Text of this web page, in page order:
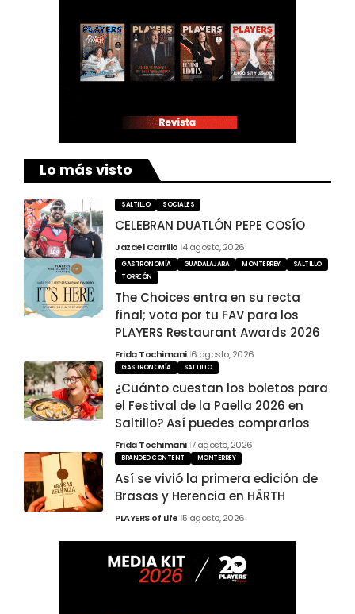
Lo más visto
SALTILLO SOCIALES
CELEBRAN DUATLÓN PEPE COSÍO
Jazael Carrillo 4 agosto, 2026
GASTRONOMÍA GUADALAJARA MONTERREY
SALTILLO
TORREÓN
The Choices entra en su recta
final; vota por tu FAV para los
PLAYERS Restaurant Awards 2026
Frida Tochimani 6 agosto, 2026
GASTRONOMÍA SALTILLO
¿Cuánto cuestan los boletos para
el Festival de la Paella 2026 en
Saltillo? Así puedes comprarlos
Frida Tochimani 7 agosto, 2026
BRANDED CONTENT MONTERREY
Así se vivió la primera edición de
Brasas y Herencia en HÄRTH
PLAYERS of Life 5 agosto, 2026